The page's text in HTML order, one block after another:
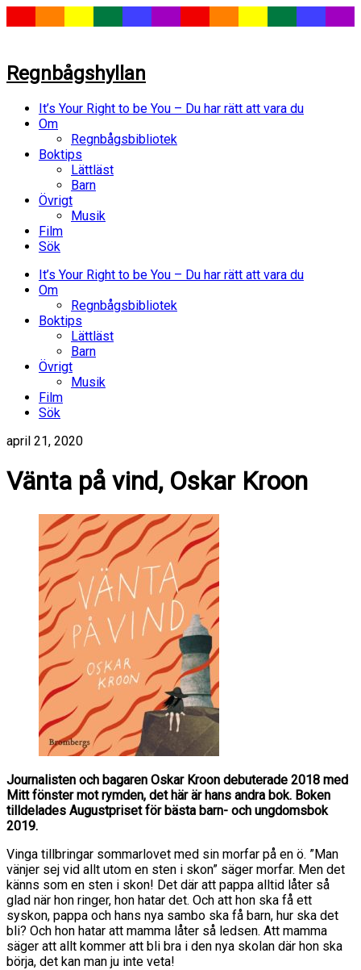
Regnbågshyllan
It’s Your Right to be You – Du har rätt att vara du
Om
Regnbågsbibliotek
Boktips
Lättläst
Barn
Övrigt
Musik
Film
Sök
It’s Your Right to be You – Du har rätt att vara du
Om
Regnbågsbibliotek
Boktips
Lättläst
Barn
Övrigt
Musik
Film
Sök
april 21, 2020
Vänta på vind, Oskar Kroon
Journalisten och bagaren Oskar Kroon debuterade 2018 med
Mitt fönster mot rymden, det här är hans andra bok. Boken
tilldelades Augustpriset för bästa barn- och ungdomsbok
2019.
Vinga tillbringar sommarlovet med sin morfar på en ö. ”Man
vänjer sej vid allt utom en sten i skon” säger morfar. Men det
känns som en sten i skon! Det där att pappa alltid låter så
glad när hon ringer, hon hatar det. Och att hon ska få ett
syskon, pappa och hans nya sambo ska få barn, hur ska det
bli? Och hon hatar att mamma låter så ledsen. Att mamma
säger att allt kommer att bli bra i den nya skolan där hon ska
börja, det kan man ju inte veta!